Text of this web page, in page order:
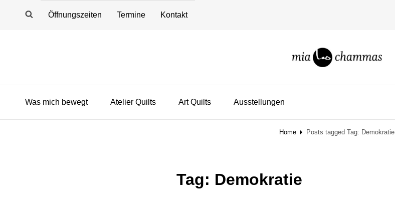
Öffnungszeiten Termine Kontakt
miachammas
Was mich bewegt Atelier Quilts Art Quilts Ausstellungen
Home Posts tagged Tag: Demokratie
Tag: Demokratie